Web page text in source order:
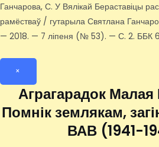
Ганчарова, С. У Вялікай Бераставіцы
рамёстваў / гутарыла Святлана
— 2018. — 7 ліпеня (№ 53). — С. 2. ББК
×
Аграгарадок Малая
Помнік землякам,
ВАВ (1941-